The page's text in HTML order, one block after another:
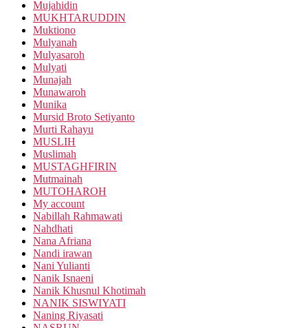
Mujahidin
MUKHTARUDDIN
Muktiono
Mulyanah
Mulyasaroh
Mulyati
Munajah
Munawaroh
Munika
Mursid Broto Setiyanto
Murti Rahayu
MUSLIH
Muslimah
MUSTAGHFIRIN
Mutmainah
MUTOHAROH
My account
Nabillah Rahmawati
Nahdhati
Nana Afriana
Nandi irawan
Nani Yulianti
Nanik Isnaeni
Nanik Khusnul Khotimah
NANIK SISWIYATI
Naning Riyasati